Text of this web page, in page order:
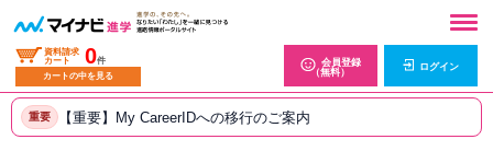
資料請求
カート
0件
カートの中を見る
会員登録
（無料）
ログイン
重要 【重要】My CareerIDへの移行のご案内